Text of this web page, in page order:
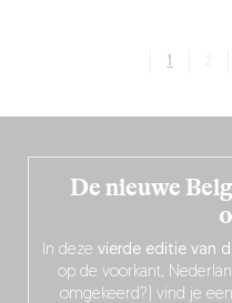
1
De nieuwe
In deze vierde editie van
op de voorkant,
omgekeerd?) vind je een